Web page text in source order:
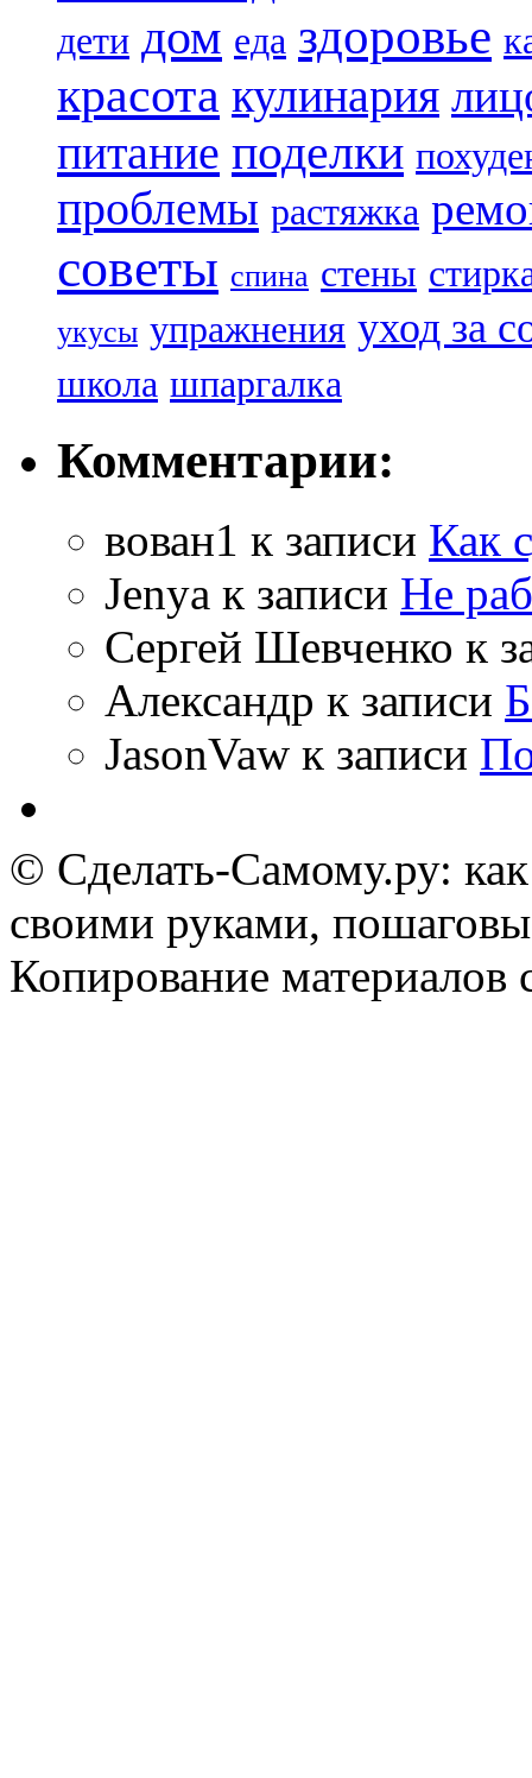
дети дом еда здоровье
красота кулинария
питание поделки
проблемы растяжка
советы спина стены
укусы упражнения уход за
школа шпаргалка
Комментарии:
вован1 к записи Как
Jenya к записи Не
Сергей Шевченко к
Александр к записи
JasonVaw к записи
© Сделать-Самому.ру:
своими руками,
Копирование материалов